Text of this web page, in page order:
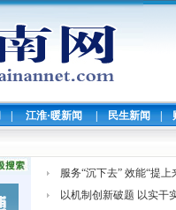
| 江淮·暖新闻 | 民生新闻 |
服务“沉下去” 效能“提上
以机制创新破题 以实干